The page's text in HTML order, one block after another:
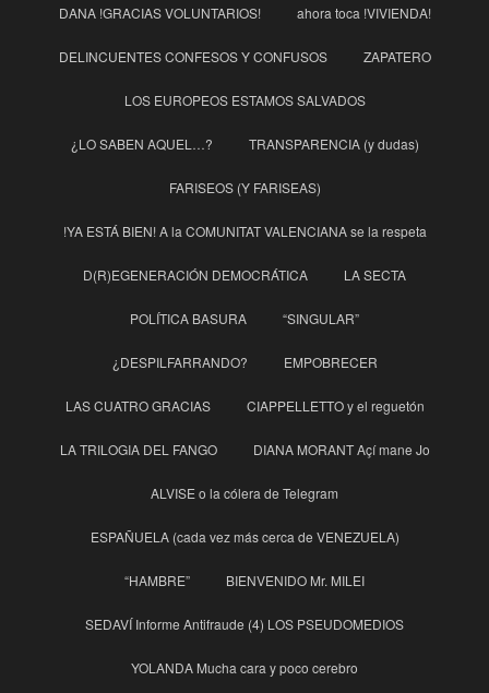
DANA !GRACIAS VOLUNTARIOS! ahora toca !VIVIENDA!
DELINCUENTES CONFESOS Y CONFUSOS ZAPATERO
LOS EUROPEOS ESTAMOS SALVADOS
¿LO SABEN AQUEL…? TRANSPARENCIA (y dudas)
FARISEOS (Y FARISEAS)
!YA ESTÁ BIEN! A la COMUNITAT VALENCIANA se la respeta
D(R)EGENERACIÓN DEMOCRÁTICA LA SECTA
POLÍTICA BASURA “SINGULAR”
¿DESPILFARRANDO? EMPOBRECER
LAS CUATRO GRACIAS CIAPPELLETTO y el reguetón
LA TRILOGIA DEL FANGO DIANA MORANT Açí mane Jo
ALVISE o la cólera de Telegram
ESPAÑUELA (cada vez más cerca de VENEZUELA)
“HAMBRE” BIENVENIDO Mr. MILEI
SEDAVÍ Informe Antifraude (4) LOS PSEUDOMEDIOS
YOLANDA Mucha cara y poco cerebro